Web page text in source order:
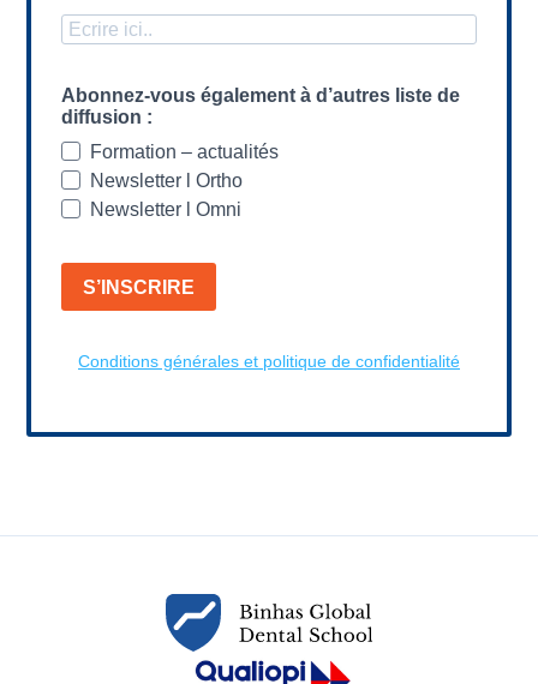
Abonnez-vous également à d’autres liste de
diffusion :
Formation – actualités
Newsletter l Ortho
Newsletter l Omni
S’INSCRIRE
Conditions générales et politique de confidentialité